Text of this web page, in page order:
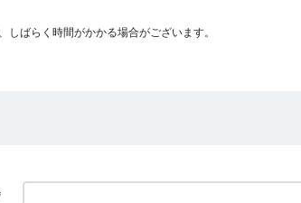
ばらく時間がかかる場合がございます。